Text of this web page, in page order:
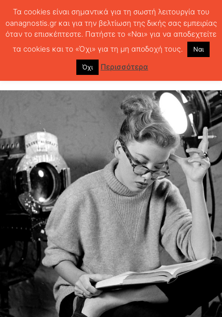
Ένας χρόνος Αναγνώστης
Ένας χρόνος Αναγνώστης
Τα cookies είναι σημαντικά για τη σωστή λειτουργία του
oanagnostis.gr και για την βελτίωση της δικής σας εμπειρίας
όταν το επισκέπτεστε. Πατήστε το «Ναι» για να αποδεχτείτε
τα cookies και το «Όχι» για τη μη αποδοχή τους.
Ναι
Όχι Περισσότερα